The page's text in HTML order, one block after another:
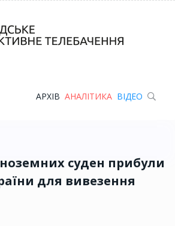
АРХІВ АНАЛІТИКА ВІДЕО
суден прибули
для вивезення